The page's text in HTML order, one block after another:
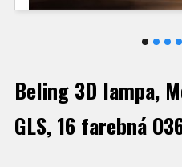
Beling 3D lampa,
GLS, 16 farebná